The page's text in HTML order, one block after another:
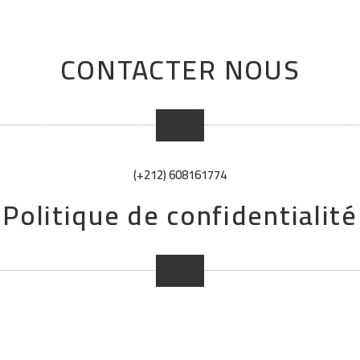
CONTACTER NOUS
(+212) 608161774
Politique de confidentialité